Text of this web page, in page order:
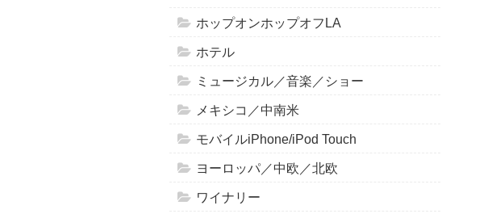
ホップオンホップオフLA
ホテル
ミュージカル／音楽／ショー
メキシコ／中南米
モバイルiPhone/iPod Touch
ヨーロッパ／中欧／北欧
ワイナリー